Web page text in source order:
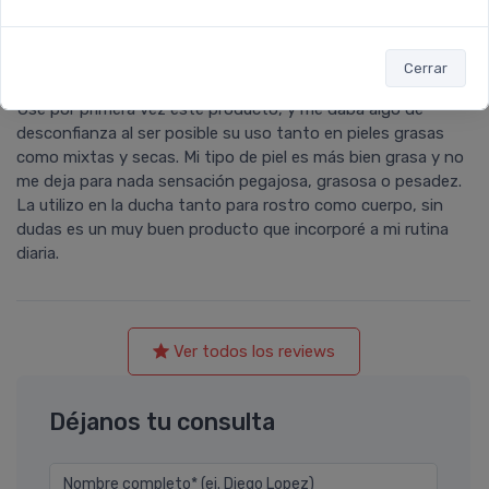
Cerrar
el producto en
Use por primera vez este producto, y me daba algo de
desconfianza al ser posible su uso tanto en pieles grasas
como mixtas y secas. Mi tipo de piel es más bien grasa y no
me deja para nada sensación pegajosa, grasosa o pesadez.
La utilizo en la ducha tanto para rostro como cuerpo, sin
dudas es un muy buen producto que incorporé a mi rutina
diaria.
Ver todos los reviews
Déjanos tu consulta
Nombre completo* (ej. Diego Lopez)